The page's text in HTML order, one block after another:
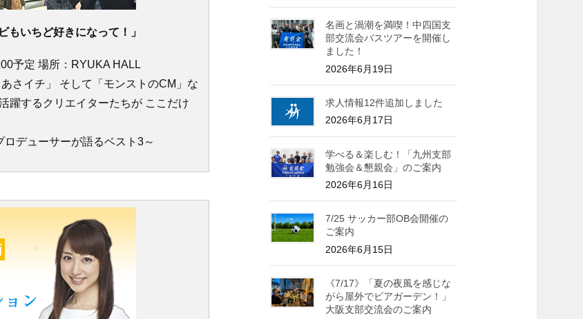
いちど好きになって！」
予定 場所：RYUKA HALL
さイチ」 そして「モンストのCM」な
躍するクリエイターたちが ここだけ
デューサーが語るベスト3～
名画と渦潮を満喫！中四国支
部交流会バスツアーを開催し
ました！
2026年6月19日
求人情報12件追加しました
2026年6月17日
学べる＆楽しむ！「九州支部
勉強会＆懇親会」のご案内
2026年6月16日
7/25 サッカー部OB会開催の
ご案内
2026年6月15日
《7/17》「夏の夜風を感じな
がら屋外でビアガーデン！」
大阪支部交流会のご案内